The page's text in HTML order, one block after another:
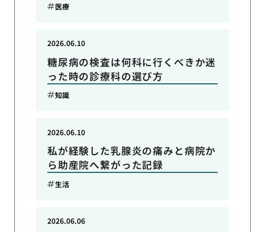
医療
糖尿病の検査は何科に行くべきか迷
った時の診療科の選び方
2026.06.10
知識
私が経験した乳腺炎の痛みと病院か
ら助産院へ繋がった記録
2026.06.10
生活
2026.06.06